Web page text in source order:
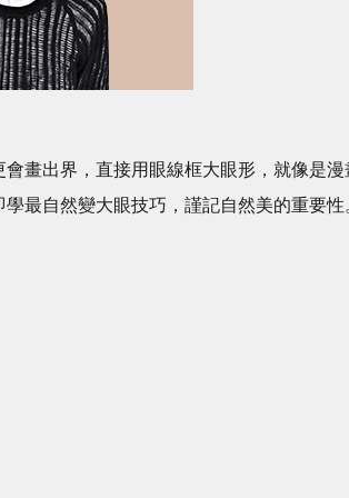
畫出界，直接用眼線框大眼形，就像是漫
最自然變大眼技巧，謹記自然美的重要性